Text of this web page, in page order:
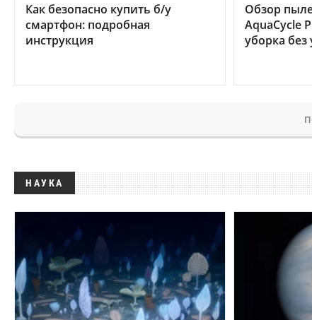
Как безопасно купить б/у
смартфон: подробная
инструкция
Обзор
AquaCycle
уборка без
НАУКА